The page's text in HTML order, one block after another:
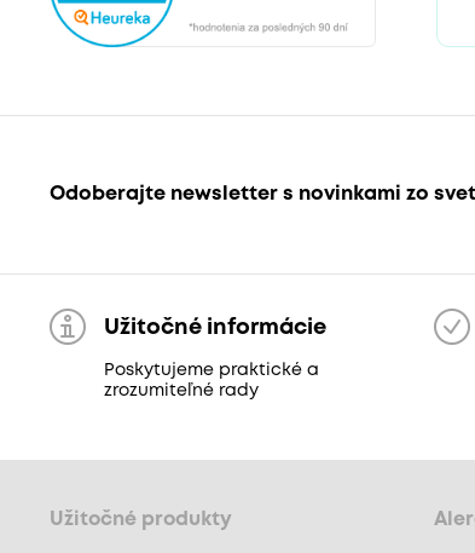
Odoberajte newsletter s novinkami zo
Užitočné informácie
Poskytujeme praktické a
zrozumiteľné rady
Užitočné produkty